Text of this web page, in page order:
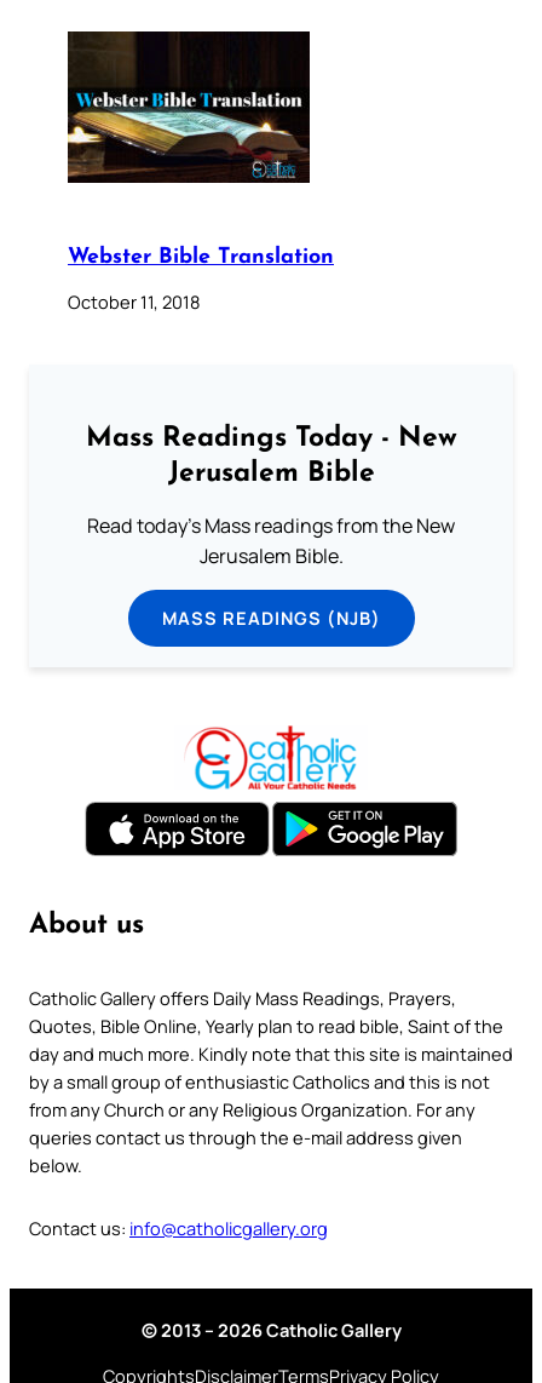
Webster Bible Translation
October 11, 2018
Mass Readings Today - New
Jerusalem Bible
Read today's Mass readings from the New
Jerusalem Bible.
MASS READINGS (NJB)
About us
Catholic Gallery offers Daily Mass Readings, Prayers,
Quotes, Bible Online, Yearly plan to read bible, Saint of the
day and much more. Kindly note that this site is maintained
by a small group of enthusiastic Catholics and this is not
from any Church or any Religious Organization. For any
queries contact us through the e-mail address given
below.
Contact us: info@catholicgallery.org
© 2013 – 2026 Catholic Gallery
CopyrightsDisclaimerTermsPrivacy Policy